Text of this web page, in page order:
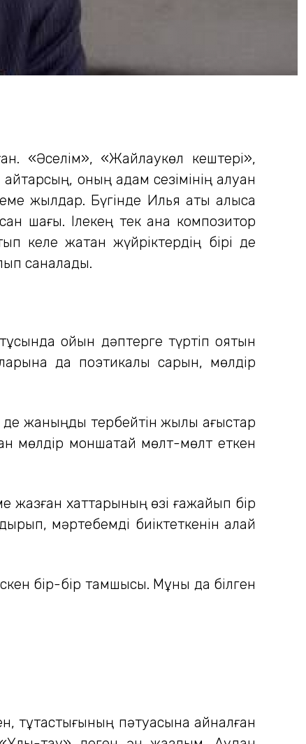
«Әселім», «Жайлаукөл кештері»,
оның адам сезімінің алуан
жылдар. Бүгінде Илья аты алысқа
шағы. Ілекең тек қана композитор
келе жатқан жүйріктердің бірі де
саналады.
қойын дәптерге түртіп қоятын
да поэтикалық сарын, мөлдір
де жаныңды тербейтін жылы ағыстар
мөлдір моншақтай мөлт-мөлт еткен
жазған хаттарының өзі ғажайып бір
мәртебемді биіктеткенін қалай
бір-бір тамшысы. Мұны да білген
тұтастығының пәтуасына айналған